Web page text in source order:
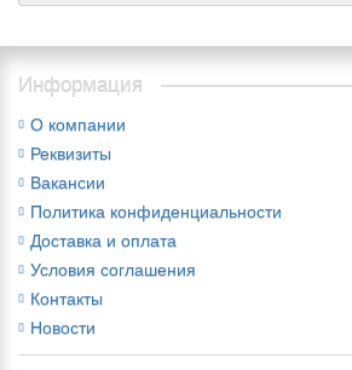
Информация
О компании
Реквизиты
Вакансии
Политика конфиденциальности
Доставка и оплата
Условия соглашения
Контакты
Новости